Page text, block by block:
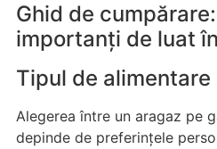
Ghid de
importanți de luat
Tipul de alimentare
Alegerea între un aragaz pe
depinde de preferințele